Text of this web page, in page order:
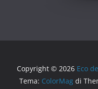
Copyright © 2026 Eco
Tema: ColorMag di